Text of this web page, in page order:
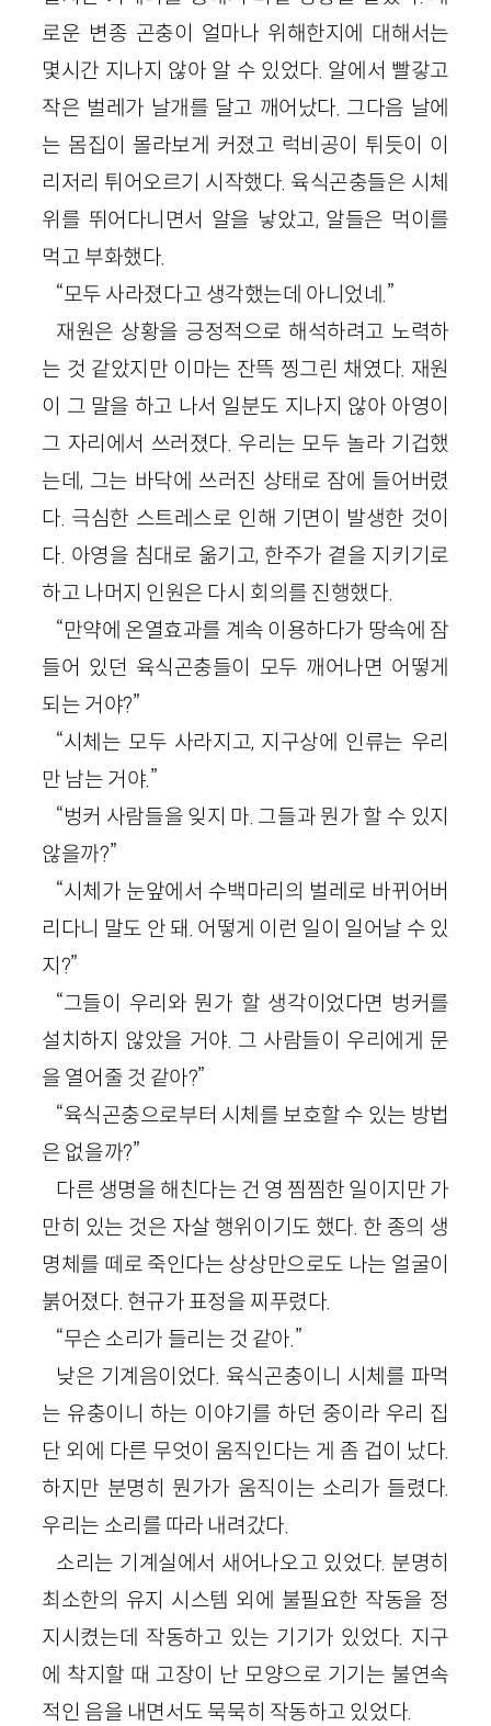
로운 변종 곤충이 얼마나 위해한지에 대해서는
몇시간 지나지 않아 알 수 있었다. 알에서 빨갛고
작은 벌레가 날개를 달고 깨어났다. 그다음 날에
는 몸집이 몰라보게 커졌고 럭비공이 튀듯이 이
리저리 튀어오르기 시작했다. 육식곤충들은 시체
위를 뛰어다니면서 알을 낳았고, 알들은 먹이를
먹고 부화했다.
“모두 사라졌다고 생각했는데 아니었네.”
재원은 상황을 긍정적으로 해석하려고 노력하
는 것 같았지만 이마는 잔뜩 찡그린 채였다. 재원
이 그 말을 하고 나서 일분도 지나지 않아 아영이
그 자리에서 쓰러졌다. 우리는 모두 놀라 기겁했
는데, 그는 바닥에 쓰러진 상태로 잠에 들어버렸
다. 극심한 스트레스로 인해 기면이 발생한 것이
다. 아영을 침대로 옮기고, 한주가 곁을 지키기로
하고 나머지 인원은 다시 회의를 진행했다.
“만약에 온열효과를 계속 이용하다가 땅속에 잠
들어 있던 육식곤충들이 모두 깨어나면 어떻게
되는 거야?”
“시체는 모두 사라지고, 지구상에 인류는 우리
만 남는 거야.”
“벙커 사람들을 잊지 마. 그들과 뭔가 할 수 있지
않을까?”
“시체가 눈앞에서 수백마리의 벌레로 바뀌어버
리다니 말도 안 돼. 어떻게 이런 일이 일어날 수 있
지?”
“그들이 우리와 뭔가 할 생각이었다면 벙커를
설치하지 않았을 거야. 그 사람들이 우리에게 문
을 열어줄 것 같아?”
“육식곤충으로부터 시체를 보호할 수 있는 방법
은 없을까?”
다른 생명을 해친다는 건 영 찜찜한 일이지만 가
만히 있는 것은 자살 행위이기도 했다. 한 종의 생
명체를 떼로 죽인다는 상상만으로도 나는 얼굴이
붉어졌다. 현규가 표정을 찌푸렸다.
“무슨 소리가 들리는 것 같아.”
낮은 기계음이었다. 육식곤충이니 시체를 파먹
는 유충이니 하는 이야기를 하던 중이라 우리 집
단 외에 다른 무엇이 움직인다는 게 좀 겁이 났다.
하지만 분명히 뭔가가 움직이는 소리가 들렸다.
우리는 소리를 따라 내려갔다.
소리는 기계실에서 새어나오고 있었다. 분명히
최소한의 유지 시스템 외에 불필요한 작동을 정
지시켰는데 작동하고 있는 기기가 있었다. 지구
에 착지할 때 고장이 난 모양으로 기기는 불연속
적인 음을 내면서도 묵묵히 작동하고 있었다.